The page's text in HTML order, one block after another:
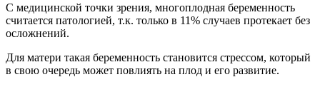
С медицинской точки зрения, многоплодная беременность
считается патологией, т.к. только в 11% случаев протекает без
осложнений.
Для матери такая беременность становится стрессом, который
в свою очередь может повлиять на плод и его развитие.